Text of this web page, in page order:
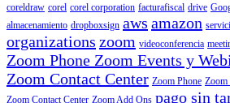
coreldraw corel corel corporation facturafiscal drive
almacenamiento dropboxsign aws amazon
organizations zoom videoconferencia
Zoom Phone Zoom Events y
Zoom Contact Center Zoom Phone Zoom
Zoom Contact Center Zoom Add Ons pago sin